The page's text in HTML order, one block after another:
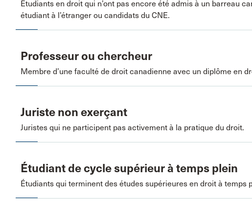
Étudiants en droit qui n’ont pas encore été admis à un barreau
étudiant à l’étranger ou candidats du CNE.
Professeur ou chercheur
Membre d’une faculté de droit canadienne avec un diplôme en
Juriste non exerçant
Juristes qui ne participent pas activement à la pratique du droit.
Étudiant de cycle supérieur à temps plein
Étudiants qui terminent des études supérieures en droit à temps